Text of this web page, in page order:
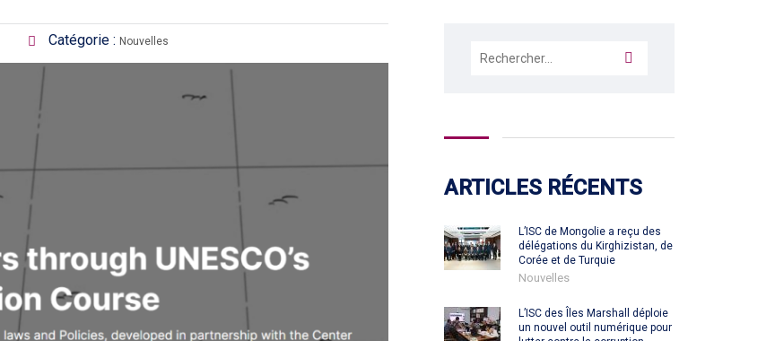
Catégorie : Nouvelles
Rechercher :
ARTICLES RÉCENTS
L’ISC de Mongolie a reçu des
délégations du Kirghizistan, de
Corée et de Turquie
Nouvelles
L’ISC des Îles Marshall déploie
un nouvel outil numérique pour